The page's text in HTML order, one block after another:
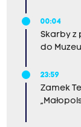
00:04
Skarby z
do
23:59
Zamek